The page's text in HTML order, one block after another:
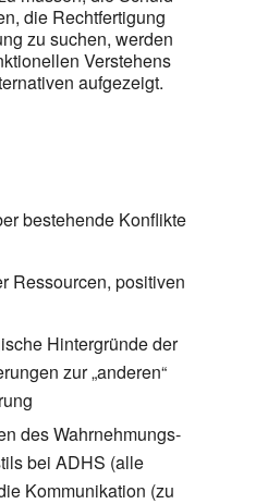
die Rechtfertigung
zu suchen, werden
Verstehens
aufgezeigt.
bestehende Konflikte
Ressourcen, positiven
Hintergründe der
zur „anderen“
des Wahrnehmungs-
bei ADHS (alle
Kommunikation (zu